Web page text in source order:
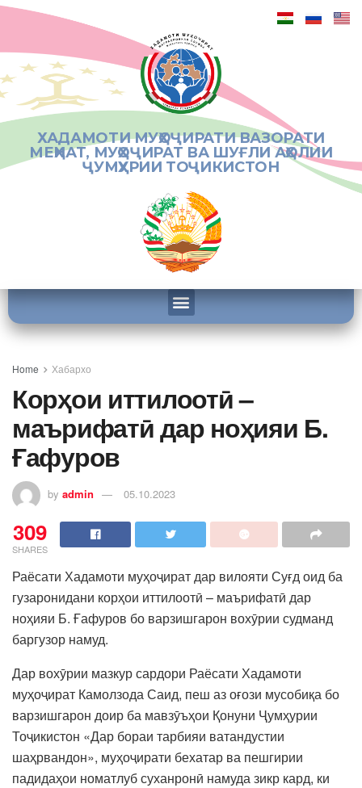
ХАДАМОТИ МУҲОҶИРАТИ ВАЗОРАТИ
МЕҲНАТ, МУҲОҶИРАТ ВА ШУҒЛИ АҲОЛИИ
ҶУМҲУРИИ ТОҶИКИСТОН
Home Хабархо
Корҳои иттилоотӣ –
маърифатӣ дар ноҳияи Б.
Ғафуров
by admin 05.10.2023
309
SHARES
Раёсати Хадамоти муҳоҷират дар вилояти Суғд оид ба
гузаронидани корҳои иттилоотӣ – маърифатӣ дар
ноҳияи Б. Ғафуров бо варзишгарон вохӯрии судманд
баргузор намуд.
Дар вохӯрии мазкур сардори Раёсати Хадамоти
муҳоҷират Камолзода Саид, пеш аз оғози мусобиқа бо
варзишгарон доир ба мавзӯъҳои Қонуни Ҷумҳурии
Тоҷикистон «Дар бораи тарбияи ватандустии
шаҳрвандон», муҳоҷирати бехатар ва пешгирии
падидаҳои номатлуб суханронӣ намуда зикр кард, ки